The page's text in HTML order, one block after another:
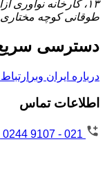
۱۳، کارخانه
طوقانی کوچه
دسترسی
درباره ایران وبر
اطلاعات تماس